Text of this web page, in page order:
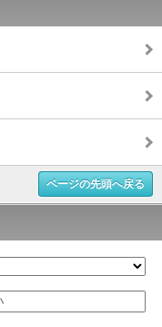
ページの先頭へ戻る